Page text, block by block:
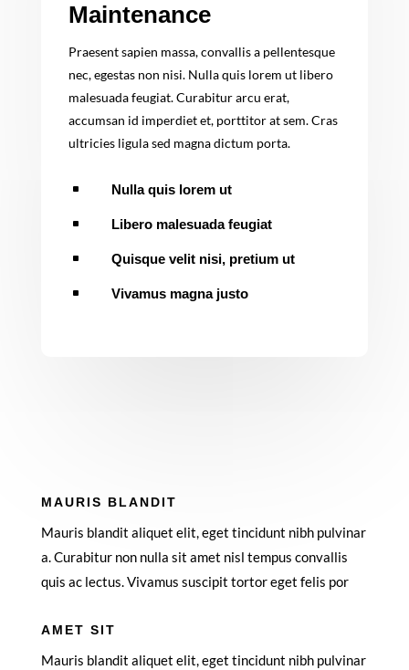
Maintenance
Praesent sapien massa, convallis a pellentesque
nec, egestas non nisi. Nulla quis lorem ut libero
malesuada feugiat. Curabitur arcu erat,
accumsan id imperdiet et, porttitor at sem. Cras
ultricies ligula sed magna dictum porta.
^ Nulla quis lorem ut
^ Libero malesuada feugiat
^ Quisque velit nisi, pretium ut
^ Vivamus magna justo
MAURIS BLANDIT
Mauris blandit aliquet elit, eget tincidunt nibh pulvinar
a. Curabitur non nulla sit amet nisl tempus convallis
quis ac lectus. Vivamus suscipit tortor eget felis por
AMET SIT
Mauris blandit aliquet elit, eget tincidunt nibh pulvinar